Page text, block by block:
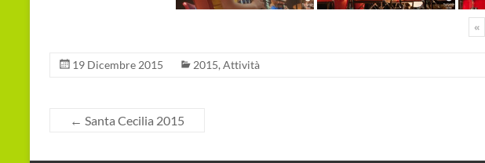
«
19 Dicembre 2015 2015, Attività
← Santa Cecilia 2015